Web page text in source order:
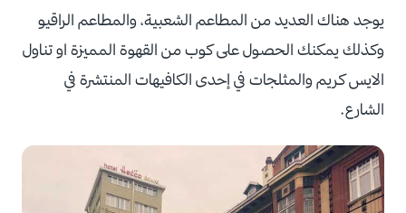
يوجد هناك العديد من المطاعم الشعبية، والمطاعم الراقيو
وكذلك يمكنك الحصول على كوب من القهوة المميزة او تناول
الايس كريم والمثلجات في إحدى الكافيهات المنتشرة في
الشارع.